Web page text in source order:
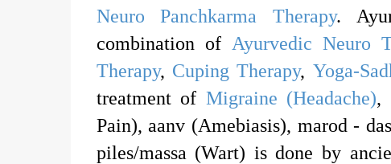
Neuro Panchkarma Therapy.
combination of Ayurvedic Neuro
Therapy, Cuping Therapy, Yoga-
treatment of Migraine (Headache),
Pain), aanv (Amebiasis), marod -
piles/massa (Wart) is done by